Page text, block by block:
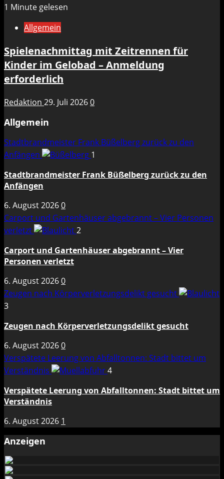
1 Minute gelesen
Allgemein
Spielenachmittag mit Zeitrennen für
Kinder im Gelobad – Anmeldung
erforderlich
Redaktion 29. Juli 20260
Allgemein
Stadtbrandmeister Frank Büßelberg zurück zu den
Anfängen
1
Stadtbrandmeister Frank Büßelberg zurück zu den
Anfängen
6. August 20260
Carport und Gartenhäuser abgebrannt – Vier Personen
verletzt
2
Carport und Gartenhäuser abgebrannt – Vier
Personen verletzt
6. August 20260
Zeugen nach Körperverletzungsdelikt gesucht
3
Zeugen nach Körperverletzungsdelikt gesucht
6. August 20260
Verspätete Leerung von Abfalltonnen: Stadt bittet um
Verständnis
4
Verspätete Leerung von Abfalltonnen: Stadt bittet um
Verständnis
6. August 2026 1
Anzeigen